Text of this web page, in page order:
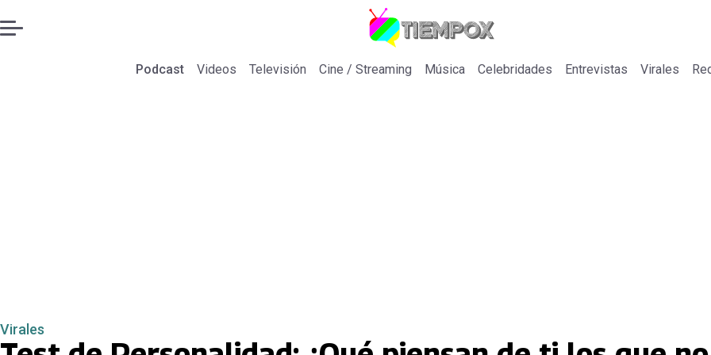
Podcast Videos Televisión Cine / Streaming Música Celebridades Entrevistas Virales
Virales